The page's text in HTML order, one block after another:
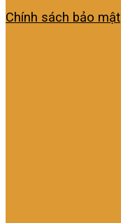
Chính sách bảo mật